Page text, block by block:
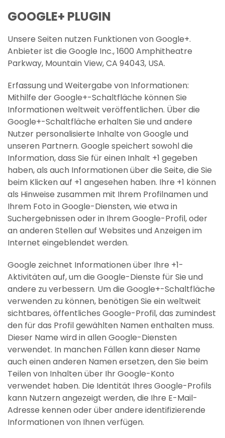
GOOGLE+ PLUGIN
Unsere Seiten nutzen Funktionen von Google+.
Anbieter ist die Google Inc., 1600 Amphitheatre
Parkway, Mountain View, CA 94043, USA.
Erfassung und Weitergabe von Informationen:
Mithilfe der Google+-Schaltfläche können Sie
Informationen weltweit veröffentlichen. Über die
Google+-Schaltfläche erhalten Sie und andere
Nutzer personalisierte Inhalte von Google und
unseren Partnern. Google speichert sowohl die
Information, dass Sie für einen Inhalt +1 gegeben
haben, als auch Informationen über die Seite, die Sie
beim Klicken auf +1 angesehen haben. Ihre +1 können
als Hinweise zusammen mit Ihrem Profilnamen und
Ihrem Foto in Google-Diensten, wie etwa in
Suchergebnissen oder in Ihrem Google-Profil, oder
an anderen Stellen auf Websites und Anzeigen im
Internet eingeblendet werden.
Google zeichnet Informationen über Ihre +1-
Aktivitäten auf, um die Google-Dienste für Sie und
andere zu verbessern. Um die Google+-Schaltfläche
verwenden zu können, benötigen Sie ein weltweit
sichtbares, öffentliches Google-Profil, das zumindest
den für das Profil gewählten Namen enthalten muss.
Dieser Name wird in allen Google-Diensten
verwendet. In manchen Fällen kann dieser Name
auch einen anderen Namen ersetzen, den Sie beim
Teilen von Inhalten über Ihr Google-Konto
verwendet haben. Die Identität Ihres Google-Profils
kann Nutzern angezeigt werden, die Ihre E-Mail-
Adresse kennen oder über andere identifizierende
Informationen von Ihnen verfügen.